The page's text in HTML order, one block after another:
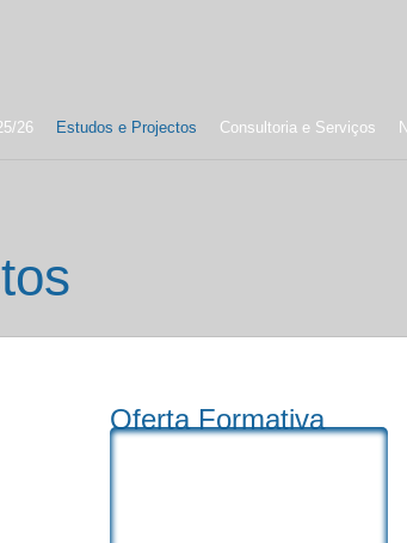
26 Estudos e Projectos Consultoria e Serviços
Oferta Formativa